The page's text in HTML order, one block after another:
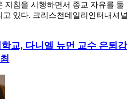
지침을 시행하면서 종교 자유를 둘
고 있다. 크리스천데일리인터내셔널
교, 다니엘 뉴먼 교수 은퇴감